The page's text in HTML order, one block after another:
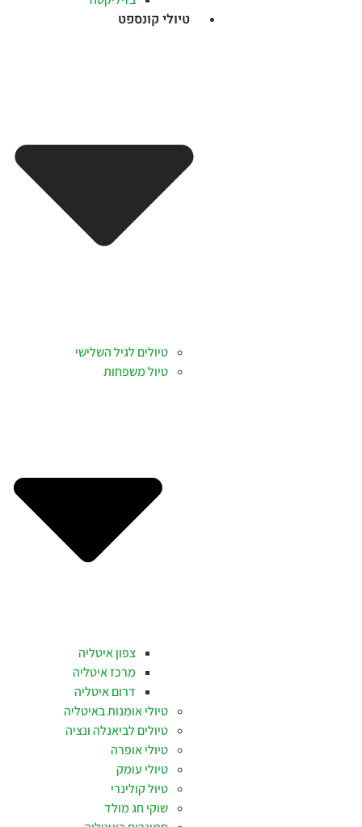
טיולי קונספט
טיולים לגיל השלישי
טיול משפחות
צפון איטליה
מרכז איטליה
דרום איטליה
טיולי אומנות באיטליה
טיולים לביאנלה ונציה
טיולי אופרה
טיולי עומק
טיול קולינרי
שוקי חג מולד